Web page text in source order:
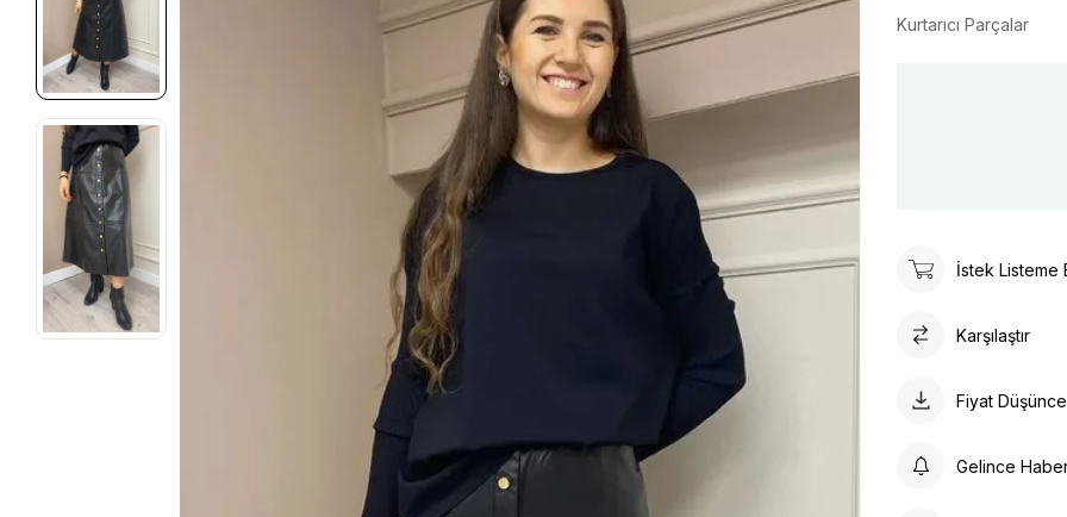
Kurtarıcı Parçalar
İstek Listeme
Karşılaştır
Fiyat
Gelince